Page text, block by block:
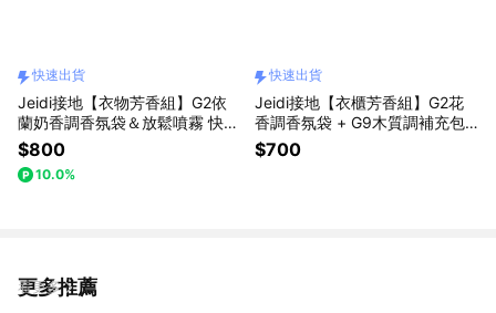
快速出貨
Jeidi接地【衣物芳香組】G2依
蘭奶香調香氛袋＆放鬆噴霧 快速
出貨
$800
10.0%
快速出貨
Jeidi接地【衣櫃芳香組】G2花
香調香氛袋 + G9木質調補充包
快速出貨
$700
更多推薦
看更多